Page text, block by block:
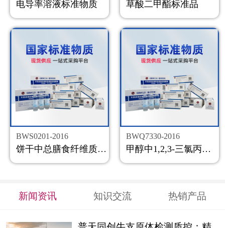
电导率溶液标准物质 草酸二甲酯标准品
BWS0201-2016
饼干中总膳食纤维质控样品
BWQ7330-2016
甲醇中1,2,3-三氯丙烷溶液标准物质
新闻资讯 知识交流 热销产品
返回主页